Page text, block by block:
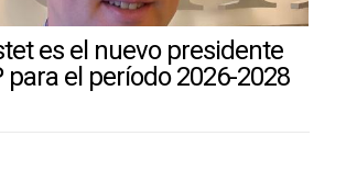
es el nuevo presidente
para el período 2026-2028